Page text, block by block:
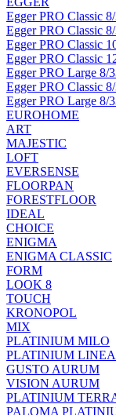
Egger PRO Classic
Egger PRO Classic
Egger PRO Classic
Egger PRO Classic
Egger PRO Large 8/
Egger PRO Classic
Egger PRO Large 8/
EUROHOME
ART
MAJESTIC
LOFT
EVERSENSE
FLOORPAN
FORESTFLOOR
IDEAL
CHOICE
ENIGMA
ENIGMA CLASSIC
FORM
LOOK 8
TOUCH
KRONOPOL
MIX
PLATINIUM MILO
PLATINIUM LINEA
GUSTO AURUM
VISION AURUM
PLATINIUM
PALOMA